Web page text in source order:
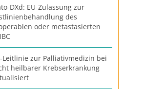
DXd: EU-Zulassung zur
des
oder metastasierten
Leitlinie zur Palliativmedizin bei
heilbarer Krebserkrankung